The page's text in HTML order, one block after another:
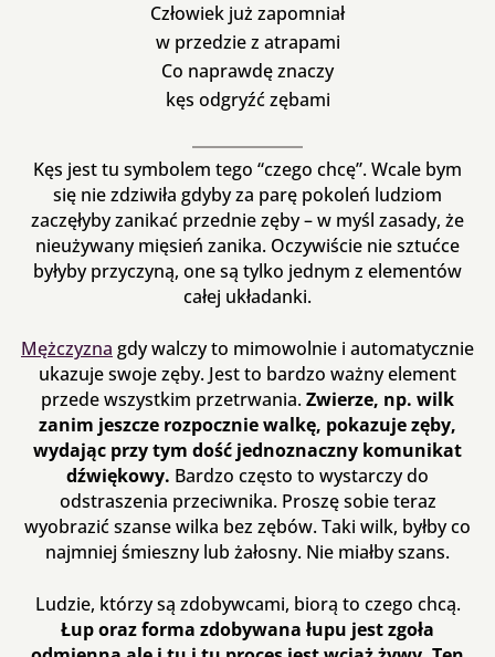
Człowiek już zapomniał
w przedzie z atrapami
Co naprawdę znaczy
kęs odgryźć zębami
Kęs jest tu symbolem tego “czego chcę”. Wcale bym
się nie zdziwiła gdyby za parę pokoleń ludziom
zaczęłyby zanikać przednie zęby – w myśl zasady, że
nieużywany mięsień zanika. Oczywiście nie sztućce
byłyby przyczyną, one są tylko jednym z elementów
całej układanki.
Mężczyzna gdy walczy to mimowolnie i automatycznie
ukazuje swoje zęby. Jest to bardzo ważny element
przede wszystkim przetrwania.Zwierze, np. wilk
zanim jeszcze rozpocznie walkę, pokazuje zęby,
wydając przy tym dość jednoznaczny komunikat
dźwiękowy. Bardzo często to wystarczy do
odstraszenia przeciwnika. Proszę sobie teraz
wyobrazić szanse wilka bez zębów. Taki wilk, byłby co
najmniej śmieszny lub żałosny. Nie miałby szans.
Ludzie, którzy są zdobywcami, biorą to czego chcą.
Łup oraz forma zdobywana łupu jest zgoła